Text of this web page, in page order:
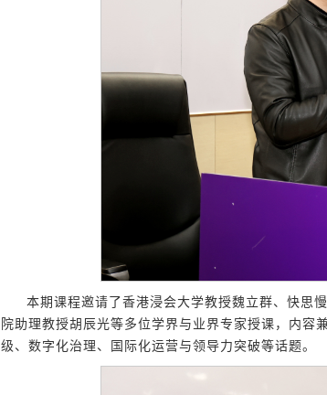
本期课程邀请了香港浸会大学教授魏立群、快思
院助理教授胡辰光等多位学界与业界专家授课，内
级、数字化治理、国际化运营与领导力突破等话题。